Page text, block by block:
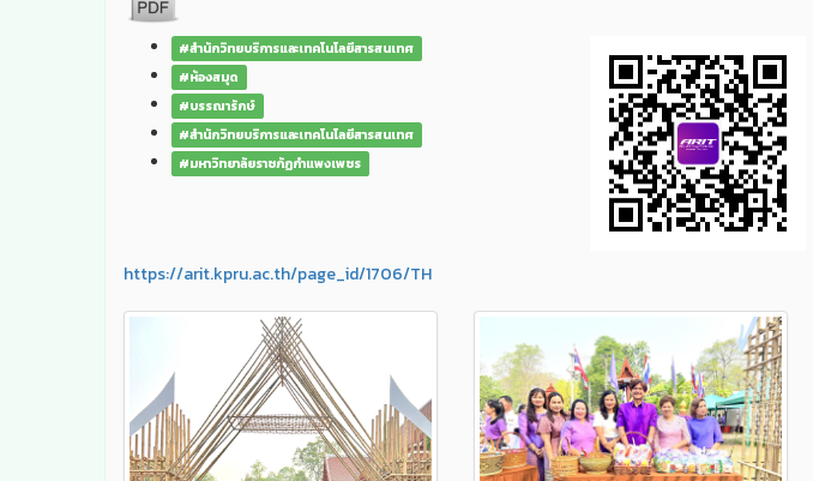
#สำนักวิทยบริการและเทคโนโลยีสารสนเทศ
#ห้องสมุด
#บรรณารักษ์
#สำนักวิทยบริการและเทคโนโลยีสารสนเทศ
#มหาวิทยาลัยราชภัฏกำแพงเพชร
https://arit.kpru.ac.th/page_id/1706/TH